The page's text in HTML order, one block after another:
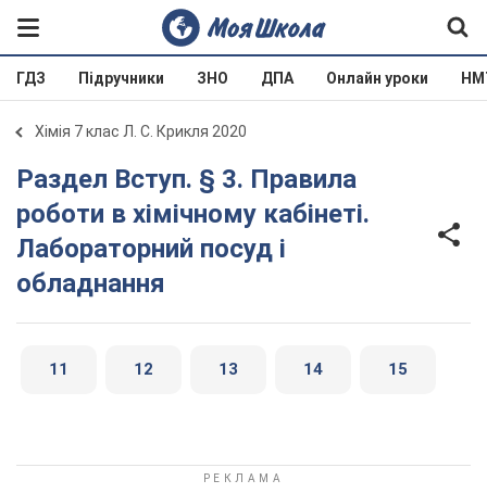
ГДЗ Підручники ЗНО ДПА Онлайн уроки
Хімія 7 клас Л. С. Крикля 2020
Раздел Вступ. § 3. Правила
роботи в хімічному кабінеті.
Лабораторний посуд і
обладнання
11 12 13 14 15